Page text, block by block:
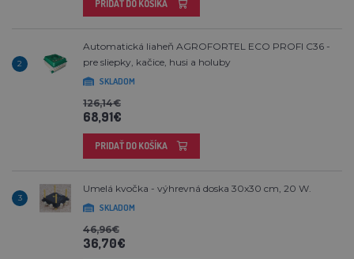
PRIDAŤ DO KOŠÍKA
2
Automatická liaheň AGROFORTEL ECO PROFI C36 -
pre sliepky, kačice, husi a holuby
SKLADOM
126,14€
68,91€
PRIDAŤ DO KOŠÍKA
3
Umelá kvočka - výhrevná doska 30x30 cm, 20 W.
SKLADOM
46,96€
36,70€